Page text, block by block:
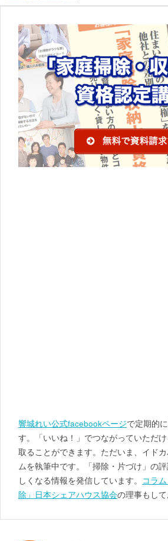
響城れい公式facebookページで定期的
す。「いいね！」でつながっていただ
取ることができます。ただいま、イド
ムを執筆中です。「掃除・片づけ」の
しくなる情報を発信しています。 コラ
除」 日本シェアハウス協会の理事もして